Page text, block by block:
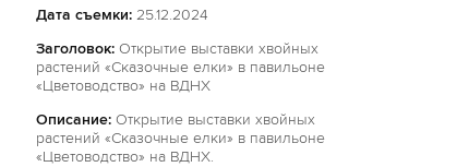
Дата съемки: 25.12.2024
Заголовок: Открытие выставки хвойных
растений «Сказочные елки» в павильоне
«Цветоводство» на ВДНХ
Описание: Открытие выставки хвойных
растений «Сказочные елки» в павильоне
«Цветоводство» на ВДНХ.